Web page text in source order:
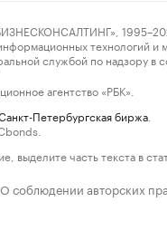
1995–2026.
технологий
службой по надзору
агентство «РБК».
Петербургская биржа
выделите часть текста в
О соблюдении авторских